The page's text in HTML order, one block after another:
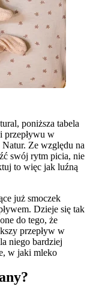
poniższa tabela
przepływu w
Ze względu na
swój rytm picia, nie
to więc jak luźną
już smoczek
Dzieje się tak
do tego, że
przepływ w
niego bardziej
w jaki mleko